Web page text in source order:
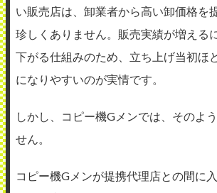
い販売店は、卸業者から高い卸価格を
珍しくありません。販売実績が増える
下がる仕組みのため、立ち上げ当初ほ
になりやすいのが実情です。
しかし、コピー機Gメンでは、そのよ
せん。
コピー機Gメンが提携代理店との間に入